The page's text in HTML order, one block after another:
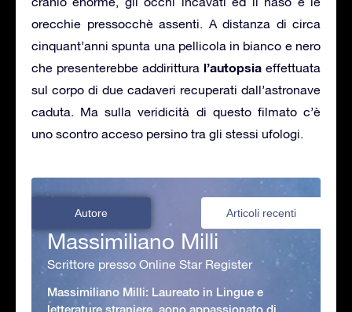
orecchie pressocchè assenti. A distanza di circa
cinquant’anni spunta una pellicola in bianco e nero
che presenterebbe addirittura l’autopsia effettuata
sul corpo di due cadaveri recuperati dall’astronave
caduta. Ma sulla veridicità di questo filmato c’è
uno scontro acceso persino tra gli stessi ufologi.
Autore Articoli recenti
Massimiliano Milli
Scrittore presso Online Star Register
Massimiliano Milli: Laureato in Lingue e
letterature straniere, aono appassionato di